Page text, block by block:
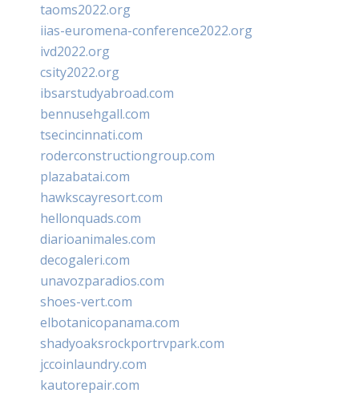
taoms2022.org
iias-euromena-conference2022.org
ivd2022.org
csity2022.org
ibsarstudyabroad.com
bennusehgall.com
tsecincinnati.com
roderconstructiongroup.com
plazabatai.com
hawkscayresort.com
hellonquads.com
diarioanimales.com
decogaleri.com
unavozparadios.com
shoes-vert.com
elbotanicopanama.com
shadyoaksrockportrvpark.com
jccoinlaundry.com
kautorepair.com